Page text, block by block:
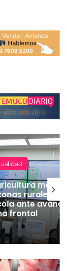
rurales y
ante
frontal